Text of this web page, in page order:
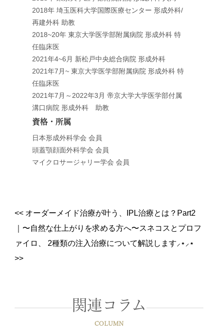
2018年 埼玉医科大学国際医療センター 形成外科/
再建外科 助教
2018~20年 東京大学医学部附属病院 形成外科 特
任臨床医
2021年4~6月 新松戸中央総合病院 形成外科
2021年7月~ 東京大学医学部附属病院 形成外科 特
任臨床医
2021年7月～2022年3月 帝京大学大学医学部付属
溝口病院 形成外科 助教
資格・所属
日本形成外科学会 会員
頭蓋顎顔面外科学会 会員
マイクロサージャリー学会 会員
<<オーダーメイド治療が叶う、IPL治療とは？Part2
〜自然な仕上がりを求める方へ〜スネコスとプロフ
ァイロ、 2種類の注入治療について解説します⸝⋆⸝⋆
>>
関連コラム
COLUMN